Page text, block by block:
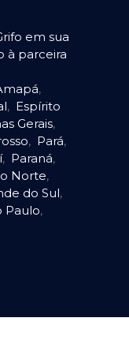
em sua
à parceira
,
, Espírito
Gerais,
, Pará,
, Paraná,
Norte,
do Sul,
Paulo,